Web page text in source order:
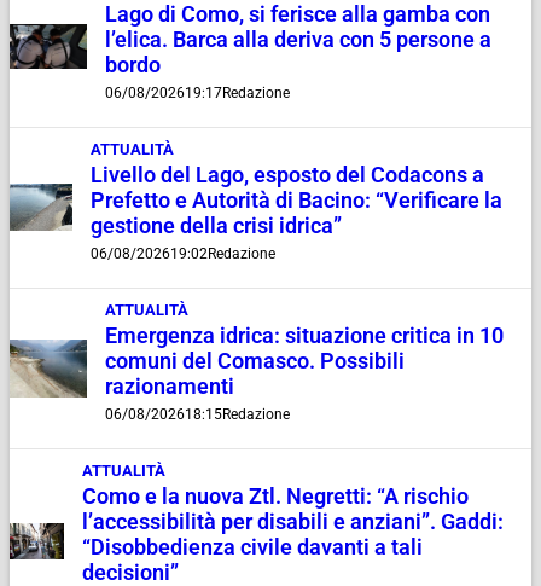
Lago di Como, si ferisce alla gamba con
l’elica. Barca alla deriva con 5 persone a
bordo
06/08/202619:17Redazione
ATTUALITÀ
Livello del Lago, esposto del Codacons a
Prefetto e Autorità di Bacino: “Verificare la
gestione della crisi idrica”
06/08/202619:02Redazione
ATTUALITÀ
Emergenza idrica: situazione critica in 10
comuni del Comasco. Possibili
razionamenti
06/08/202618:15Redazione
ATTUALITÀ
Como e la nuova Ztl. Negretti: “A rischio
l’accessibilità per disabili e anziani”. Gaddi:
“Disobbedienza civile davanti a tali
decisioni”